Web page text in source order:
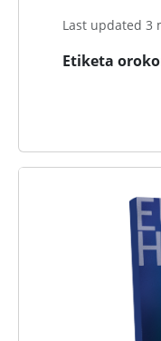
Last updated 3
Etiketa